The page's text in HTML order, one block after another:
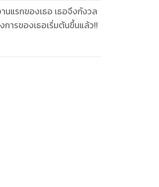
นแรกของเธอ เธอจึงกังวล
การของเธอเริ่มต้นขึ้นแล้ว!!